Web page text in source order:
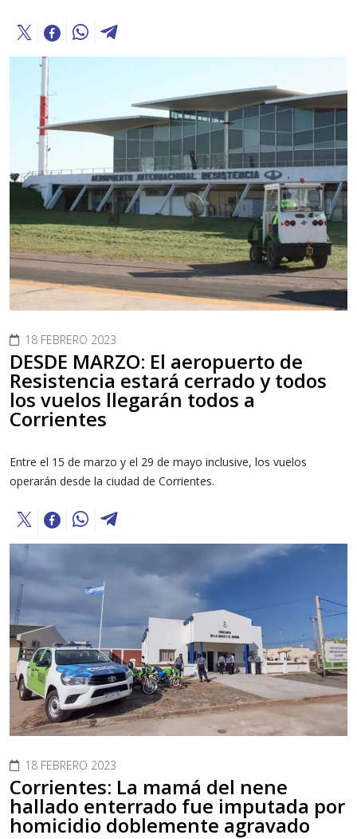
18 FEBRERO 2023
DESDE MARZO: El aeropuerto de
Resistencia estará cerrado y todos
los vuelos llegarán todos a
Corrientes
Entre el 15 de marzo y el 29 de mayo inclusive, los vuelos
operarán desde la ciudad de Corrientes.
18 FEBRERO 2023
Corrientes: La mamá del nene
hallado enterrado fue imputada por
homicidio doblemente agravado